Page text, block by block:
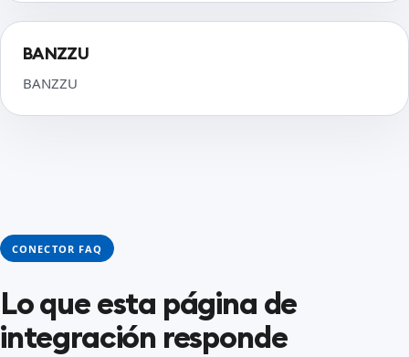
BANZZU
BANZZU
CONECTOR FAQ
Lo que esta página de
integración responde